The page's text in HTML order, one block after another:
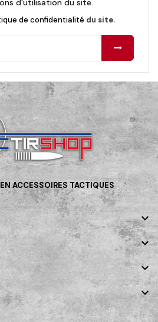
d'utilisation du site.
de confidentialité du site.
ACCESSOIRES TACTIQUES



